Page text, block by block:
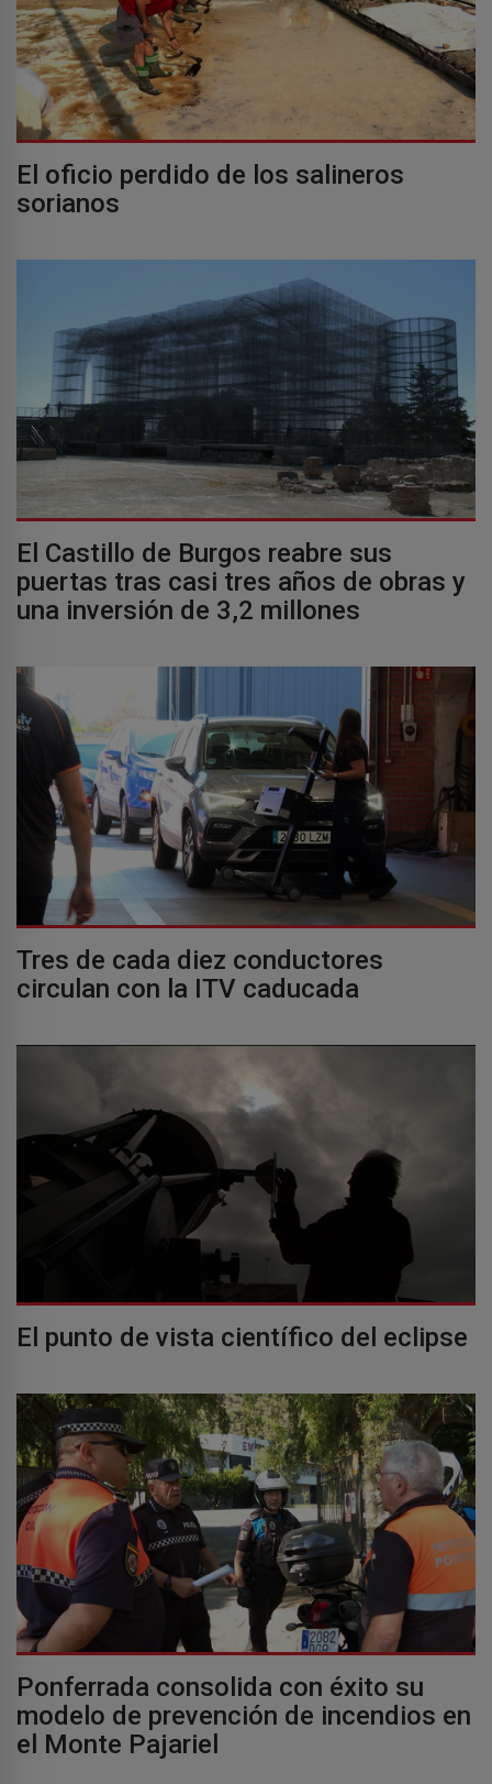
El oficio perdido de los salineros
sorianos
El Castillo de Burgos reabre sus
puertas tras casi tres años de obras y
una inversión de 3,2 millones
Tres de cada diez conductores
circulan con la ITV caducada
El punto de vista científico del eclipse
Ponferrada consolida con éxito su
modelo de prevención de incendios en
el Monte Pajariel